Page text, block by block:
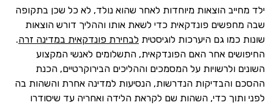
ילד מחייב הוצאות מיוחדות לאחר שהוא נולד, לא כל שכן בתקופה
שבה מחפשים פונדקאית כדי לשאת אותו וההליך דורש הוצאות
שונות כמו גם היערכות לוגיסטית לבחירת פונדקאית במדינה זרה.
החיפושים אחר האם הפונדקאית, התשלומים לאנשי המקצוע
השונים ולרשויות על המסמכים וההליכים הבירוקרטיים, הכנת
ההסכם והבדיקות הנדרשות, הנסיעות למדינה אחרת והשהות בה
לפני ותוך כדי, השהות שם לקראת הלידה ואחריה עד שיסודרו